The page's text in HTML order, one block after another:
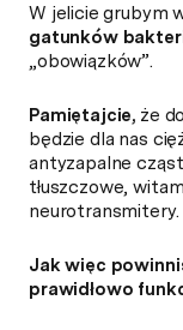
W jelicie grubym
gatunków
„obowiązków”.
Pamiętajcie, że
będzie dla nas
antyzapalne
tłuszczowe,
neurotransmitery.
Jak więc
prawidłowo